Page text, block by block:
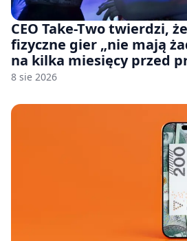
CEO Take-Two twierdzi,
fizyczne gier „nie mają
na kilka miesięcy przed
8 sie 2026